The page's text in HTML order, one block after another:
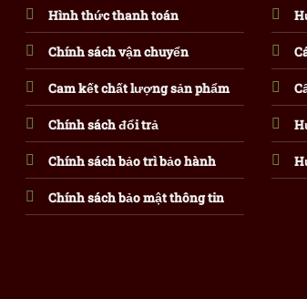
Hình thức thanh toán
Chính sách vận chuyển
Cam kết chất lượng sản phẩm
Chính sách đổi trả
Chính sách bảo trì bảo hành
Chính sách bảo mật thông tin